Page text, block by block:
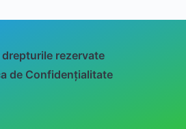
rezervate
de Confidențialitate